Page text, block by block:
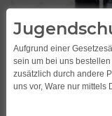
Aufgrund einer
sein um bei uns
zusätzlich durch andere
uns vor, Ware nur mittels